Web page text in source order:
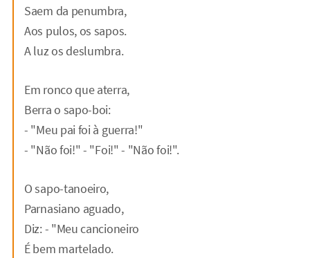
Saem da penumbra,
Aos pulos, os sapos.
A luz os deslumbra.
Em ronco que aterra,
Berra o sapo-boi:
- "Meu pai foi à guerra!"
- "Não foi!" - "Foi!" - "Não foi!".
O sapo-tanoeiro,
Parnasiano aguado,
Diz: - "Meu cancioneiro
É bem martelado.